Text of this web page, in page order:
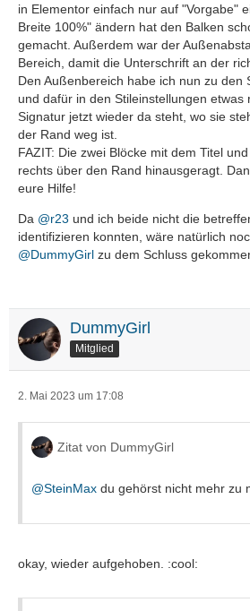
in Elementor einfach nur auf "Vorgabe"
Breite 100%" ändern hat den Balken
gemacht. Außerdem war der
Bereich, damit die Unterschrift an der
Den Außenbereich habe ich nun zu den
und dafür in den Stileinstellungen
Signatur jetzt wieder da steht, wo sie
der Rand weg ist.
FAZIT: Die zwei Blöcke mit dem Titel
rechts über den Rand hinausgeragt.
eure Hilfe!
Da @r23 und ich beide nicht die
identifizieren konnten, wäre natürlich
@DummyGirl zu dem Schluss
DummyGirl
Mitglied
2. Mai 2023 um 17:08
Zitat von DummyGirl
@SteinMax du gehörst nicht mehr zu
okay, wieder aufgehoben. :cool: